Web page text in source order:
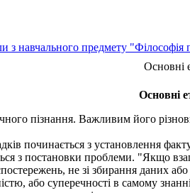
з навчального предмету "Філософія
Основні
Основні
пізнання. Важливим його
починається з установлення
з постановки проблеми. "Якщо
не зі збирання даних
або суперечності в самому